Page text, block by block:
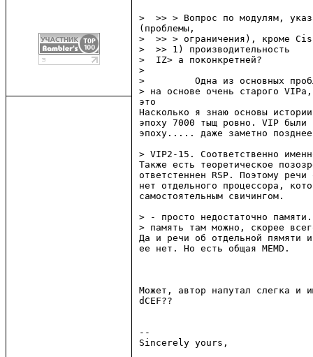
>  >> > Вопрос по модулям,
(проблемы,
>  >> > ограничения), кроме
>  >> 1) производительность
>  IZ> а поконкретней?
>
>         Одна из основных
> на основе очень стаpого
это
Насколько я знаю основы
эпоху 7000 тыщ ровно. VIP были
эпоху..... даже заметно
> VIP2-15. Соответственно
Также есть теоретическое
ответстеннен RSP. Поэтому
нет отдельного процессора,
самостоятельным свичингом.
> - пpосто недостаточно
> память там можно, скоpее
Да и речи об отдельной пямяти
ее нет. Но есть общая MEMD.
Может, автор напутал слегка и
dCEF??
--
Sincerely yours,